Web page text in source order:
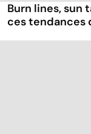
Burn lines, sun
ces tendances